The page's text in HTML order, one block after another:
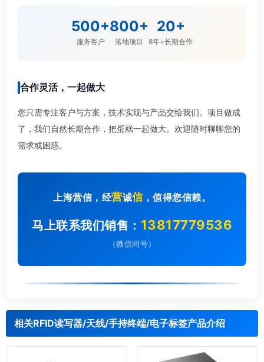
500+
服务客户
800+
落地项目
20+
8年+长期合作
合作灵活，一起做大
您只需专注客户与方案，技术实现与产品交给我们。项目做成
了，我们自然长期合作，把蛋糕一起做大。欢迎随时聊聊您的
需求或困惑。
上海营信，经营诚信，值得您信赖。
马上联系我们销售： 13817779536
（微信同号）
相关RFID读写器/天线/手持终端/电子标签产品介绍